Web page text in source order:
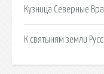
Кузница Северные
К святыням земли